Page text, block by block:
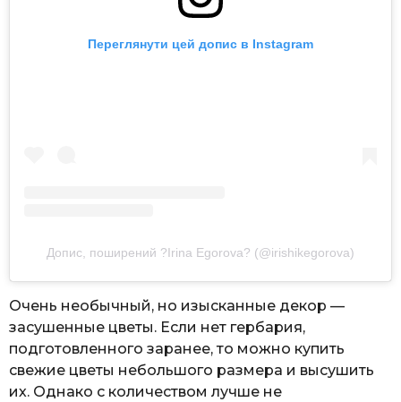
Переглянути цей допис в Instagram
Допис, поширений ?Irina Egorova? (@irishikegorova)
Очень необычный, но изысканные декор —
засушенные цветы. Если нет гербария,
подготовленного заранее, то можно купить
свежие цветы небольшого размера и высушить
их. Однако с количеством лучше не